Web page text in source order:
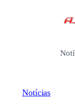
Notícias